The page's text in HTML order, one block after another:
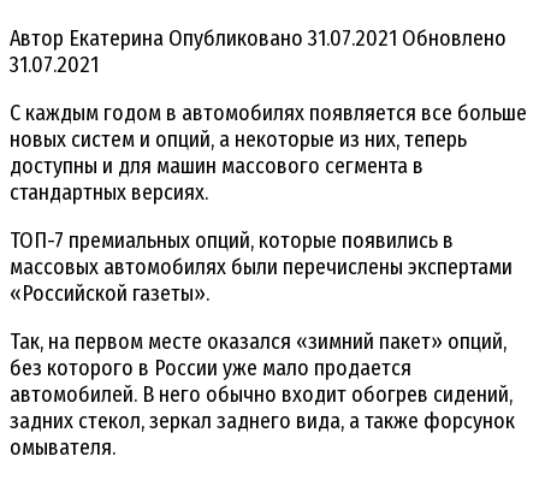
Автор Екатерина Опубликовано 31.07.2021 Обновлено
31.07.2021
С каждым годом в автомобилях появляется все больше
новых систем и опций, а некоторые из них, теперь
доступны и для машин массового сегмента в
стандартных версиях.
ТОП-7 премиальных опций, которые появились в
массовых автомобилях были перечислены экспертами
«Российской газеты».
Так, на первом месте оказался «зимний пакет» опций,
без которого в России уже мало продается
автомобилей. В него обычно входит обогрев сидений,
задних стекол, зеркал заднего вида, а также форсунок
омывателя.